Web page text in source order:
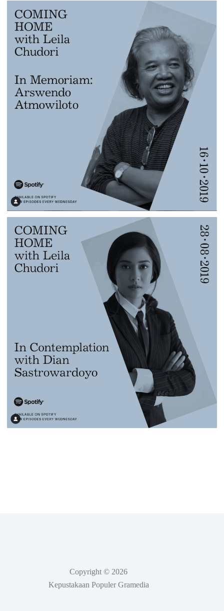
Copyright © 2026
Kepustakaan Populer Gramedia